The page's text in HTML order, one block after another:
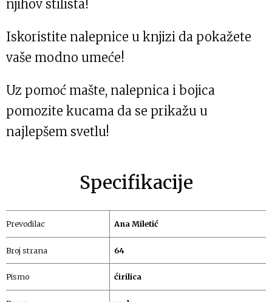
njihov stilista!
Iskoristite nalepnice u knjizi da pokažete
vaše modno umeće!
Uz pomoć mašte, nalepnica i bojica
pomozite kucama da se prikažu u
najlepšem svetlu!
Specifikacije
Prevodilac Ana Miletić
Broj strana 64
Pismo ćirilica